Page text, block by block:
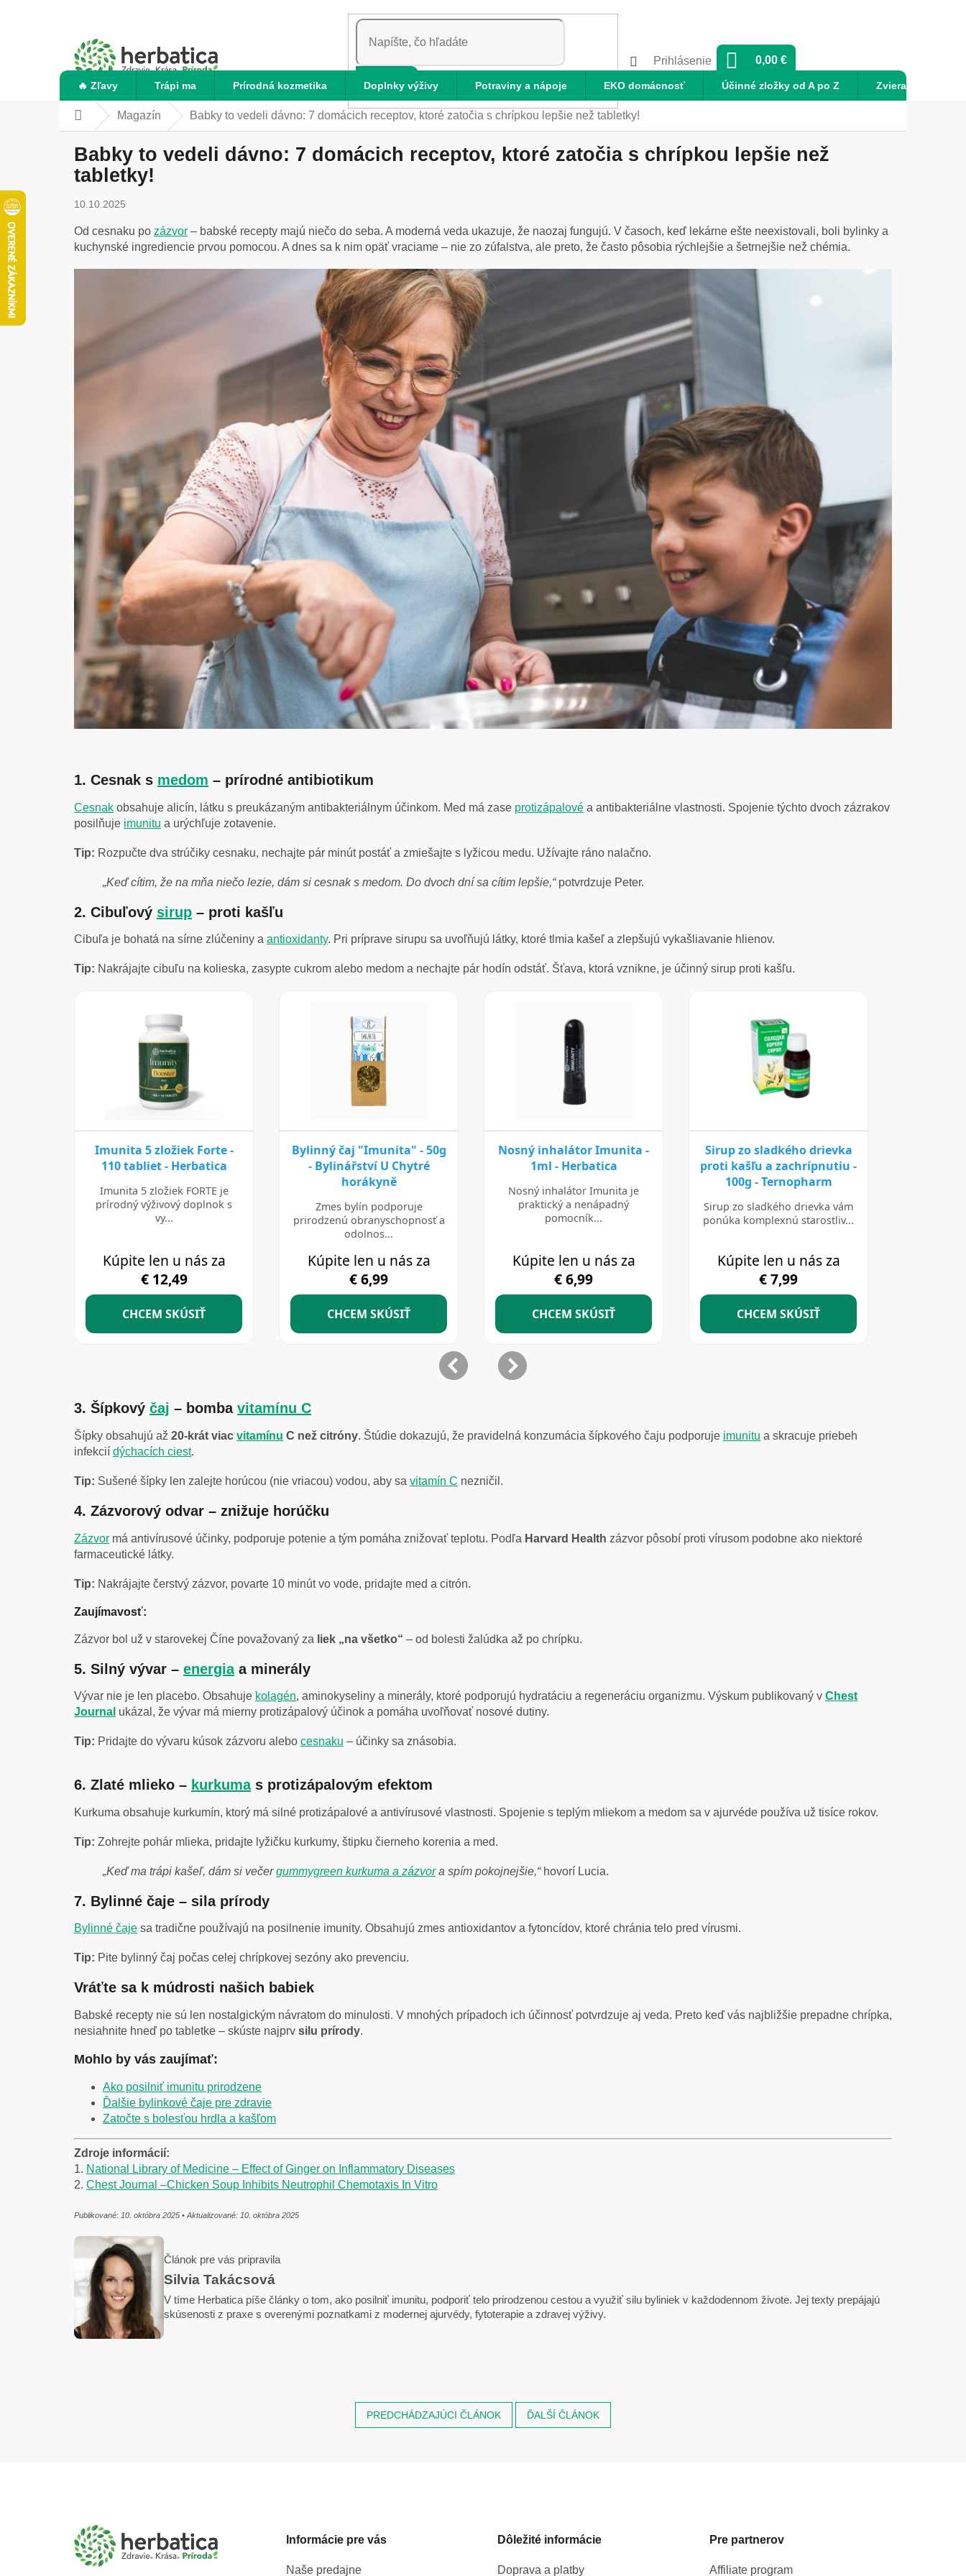
HĽADAŤ
Prihlásenie
NÁKUPNÝ
0,00 €
🔥 Zľavy Trápi ma Prírodná kozmetika Doplnky výživy Potraviny a nápoje EKO domácnosť Účinné zložky od A po Z Zvieratá
DomovMagazín Babky to vedeli dávno: 7 domácich receptov, ktoré zatočia s chrípkou lepšie než tabletky!
Babky to vedeli dávno: 7 domácich receptov, ktoré zatočia s chrípkou lepšie než
tabletky!
10.10.2025
Od cesnaku po zázvor – babské recepty majú niečo do seba. A moderná veda ukazuje, že naozaj fungujú. V časoch, keď lekárne ešte neexistovali, boli bylinky a
kuchynské ingrediencie prvou pomocou. A dnes sa k nim opäť vraciame – nie zo zúfalstva, ale preto, že často pôsobia rýchlejšie a šetrnejšie než chémia.
1. Cesnak s medom – prírodné antibiotikum
Cesnak obsahuje alicín, látku s preukázaným antibakteriálnym účinkom. Med má zase protizápalové a antibakteriálne vlastnosti. Spojenie týchto dvoch zázrakov
posilňuje imunitu a urýchľuje zotavenie.
Tip: Rozpučte dva strúčiky cesnaku, nechajte pár minút postáť a zmiešajte s lyžicou medu. Užívajte ráno nalačno.
„Keď cítim, že na mňa niečo lezie, dám si cesnak s medom. Do dvoch dní sa cítim lepšie,“potvrdzuje Peter.
2. Cibuľový sirup – proti kašľu
Cibuľa je bohatá na sírne zlúčeniny a antioxidanty. Pri príprave sirupu sa uvoľňujú látky, ktoré tlmia kašeľ a zlepšujú vykašliavanie hlienov.
Tip: Nakrájajte cibuľu na kolieska, zasypte cukrom alebo medom a nechajte pár hodín odstáť. Šťava, ktorá vznikne, je účinný sirup proti kašľu.
3. Šípkový čaj – bomba vitamínu C
Šípky obsahujú až 20-krát viac vitamínu C než citróny. Štúdie dokazujú, že pravidelná konzumácia šípkového čaju podporuje imunitu a skracuje priebeh
infekcií dýchacích ciest.
Tip: Sušené šípky len zalejte horúcou (nie vriacou) vodou, aby sa vitamín C nezničil.
4. Zázvorový odvar – znižuje horúčku
Zázvor má antivírusové účinky, podporuje potenie a tým pomáha znižovať teplotu. Podľa Harvard Health zázvor pôsobí proti vírusom podobne ako niektoré
farmaceutické látky.
Tip: Nakrájajte čerstvý zázvor, povarte 10 minút vo vode, pridajte med a citrón.
Zaujímavosť:
Zázvor bol už v starovekej Číne považovaný za liek „na všetko“ – od bolesti žalúdka až po chrípku.
5. Silný vývar – energiaa minerály
Vývar nie je len placebo. Obsahuje kolagén, aminokyseliny a minerály, ktoré podporujú hydratáciu a regeneráciu organizmu. Výskum publikovaný v Chest
Journal ukázal, že vývar má mierny protizápalový účinok a pomáha uvoľňovať nosové dutiny.
Tip: Pridajte do vývaru kúsok zázvoru alebo cesnaku – účinky sa znásobia.
6. Zlaté mlieko – kurkumas protizápalovým efektom
Kurkuma obsahuje kurkumín, ktorý má silné protizápalové a antivírusové vlastnosti. Spojenie s teplým mliekom a medom sa v ajurvéde používa už tisíce rokov.
Tip: Zohrejte pohár mlieka, pridajte lyžičku kurkumy, štipku čierneho korenia a med.
„Keď ma trápi kašeľ, dám si večergummygreen kurkuma a zázvora spím pokojnejšie,“hovorí Lucia.
7. Bylinné čaje – sila prírody
Bylinné čaje sa tradične používajú na posilnenie imunity. Obsahujú zmes antioxidantov a fytoncídov, ktoré chránia telo pred vírusmi.
Tip: Pite bylinný čaj počas celej chrípkovej sezóny ako prevenciu.
Vráťte sa k múdrosti našich babiek
Babské recepty nie sú len nostalgickým návratom do minulosti. V mnohých prípadoch ich účinnosť potvrdzuje aj veda. Preto keď vás najbližšie prepadne chrípka,
nesiahnite hneď po tabletke – skúste najprv silu prírody.
Mohlo by vás zaujímať:
Ako posilniť imunitu prirodzene
Ďalšie bylinkové čaje pre zdravie
Zatočte s bolesťou hrdla a kašľom
Zdroje informácií:
1. National Library of Medicine – Effect of Ginger on Inflammatory Diseases
2. Chest Journal –Chicken Soup Inhibits Neutrophil Chemotaxis In Vitro
Publikované: 10. októbra 2025 • Aktualizované: 10. októbra 2025
Článok pre vás pripravila
Silvia Takácsová
V tíme Herbatica píše články o tom, ako posilniť imunitu, podporiť telo prirodzenou cestou a využiť silu byliniek v každodennom živote. Jej texty prepájajú
skúsenosti z praxe s overenými poznatkami z modernej ajurvédy, fytoterapie a zdravej výživy.
PREDCHÁDZAJÚCI ČLÁNOK ĎALŠÍ ČLÁNOK
Informácie pre vás
Naše predajne
Dôležité informácie
Doprava a platby
Pre partnerov
Affiliate program